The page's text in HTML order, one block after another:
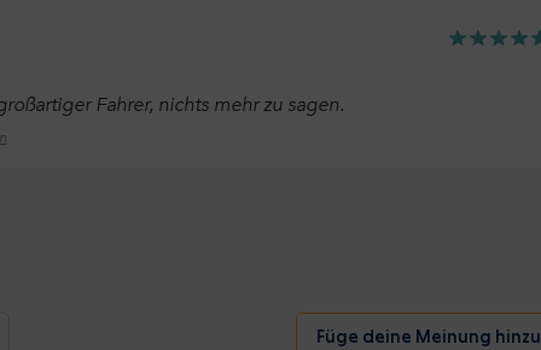
Fahrer, nichts mehr zu sagen.
Füge deine Meinung hinzu